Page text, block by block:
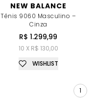
NEW BALANCE
Tênis 9060 Masculino –
Cinza
R$ 1.299,99
10 X R$ 130,00
WISHLIST
1